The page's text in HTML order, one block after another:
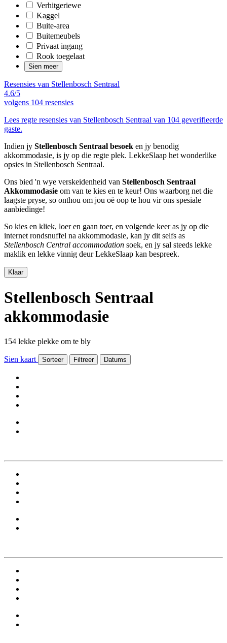
Verhitgeriewe
Kaggel
Buite-area
Buitemeubels
Privaat ingang
Rook toegelaat
Sien meer
Resensies van Stellenbosch Sentraal
4.6/5
volgens 104 resensies
Lees regte resensies van Stellenbosch Sentraal van 104 geverifieerde
gaste.
Indien jy Stellenbosch Sentraal besoek en jy benodig
akkommodasie, is jy op die regte plek. LekkeSlaap het wonderlike
opsies in Stellenbosch Sentraal.
Ons bied 'n wye verskeidenheid van Stellenbosch Sentraal
Akkommodasie om van te kies en te keur! Ons waarborg net die
laagste pryse, so onthou om jou oë oop te hou vir ons spesiale
aanbiedinge!
So kies en kliek, loer en gaan toer, en volgende keer as jy op die
internet rondsnuffel na akkommodasie, kan jy dit selfs as
Stellenbosch Central accommodation soek, en jy sal steeds lekke
maklik en lekke vinnig deur LekkeSlaap kan bespreek.
Klaar
Stellenbosch Sentraal
akkommodasie
154 lekke plekke om te bly
Sien kaart Sorteer Filtreer Datums